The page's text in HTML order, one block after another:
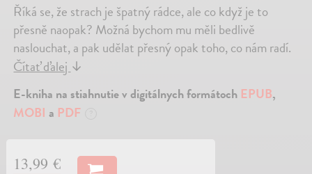
Říká se, že strach je špatný rádce, ale co když je to
přesně naopak? Možná bychom mu měli bedlivě
naslouchat, a pak udělat přesný opak toho, co nám radí.
Čítať ďalej ↓
E-kniha na stiahnutie v digitálnych formátoch EPUB,
MOBI a PDF
13,99 €